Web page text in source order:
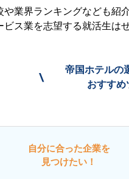
や業界ランキングなども紹
ビス業を志望する就活生は
\
帝国ホテルの
おすすめ
自分に合った企業を
見つけたい！